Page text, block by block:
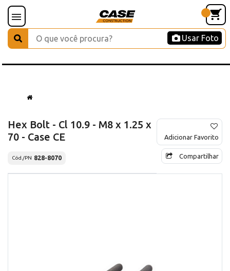
Usar Foto
Hex Bolt - Cl 10.9 - M8 x 1.25 x
70 - Case CE
Cód./PN 828-8070
Adicionar Favorito
Compartilhar